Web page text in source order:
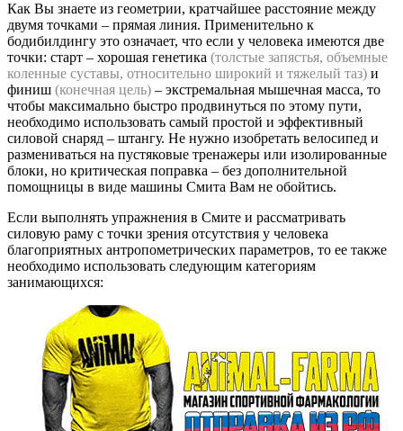
Как Вы знаете из геометрии, кратчайшее расстояние между
двумя точками – прямая линия. Применительно к
бодибилдингу это означает, что если у человека имеются две
точки: старт – хорошая генетика (толстые запястья, объемные
коленные суставы, относительно широкий и тяжелый таз) и
финиш (конечная цель) – экстремальная мышечная масса, то
чтобы максимально быстро продвинуться по этому пути,
необходимо использовать самый простой и эффективный
силовой снаряд – штангу. Не нужно изобретать велосипед и
размениваться на пустяковые тренажеры или изолированные
блоки, но критическая поправка – без дополнительной
помощницы в виде машины Смита Вам не обойтись.
Если выполнять упражнения в Смите и рассматривать
силовую раму с точки зрения отсутствия у человека
благоприятных антропометрических параметров, то ее также
необходимо использовать следующим категориям
занимающихся: